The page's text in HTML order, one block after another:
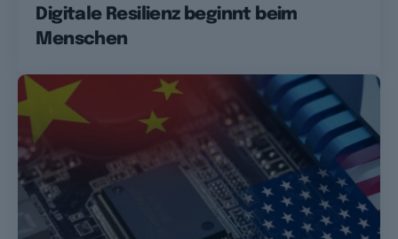
Digitale Resilienz beginnt beim
Menschen